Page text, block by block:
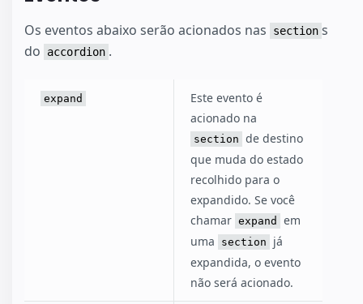
Os eventos abaixo serão acionados nas section s
do
accordion .
expand
Este evento é
acionado na
section de destino
que muda do estado
recolhido para o
expandido. Se você
chamar expand
em
uma
section
já
expandida, o evento
não será acionado.